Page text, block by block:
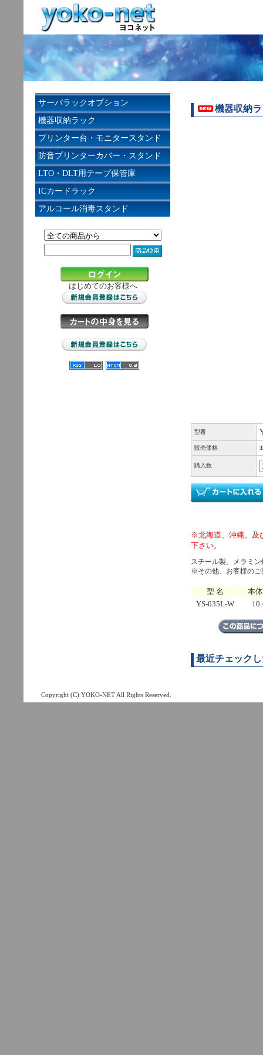
サーバラックオプション
機器収納ラック
プリンター台・モニタースタンド
防音プリンターカバー・スタンド
LTO・DLT用テープ保管庫
ICカードラック
アルコール消毒スタンド
はじめてのお客様へ
機器収納
型番
販売価格
購入数
※北海道、沖縄、及
下さい。
スチール製、メラミ
※その他、お客様のご
型 名
本
YS-035L-W
最近チェック
Copyright (C) YOKO-NET All Rights Reserved.